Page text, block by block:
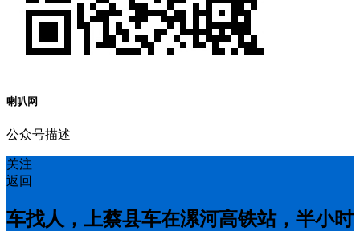
喇叭网
公众号描述
关注
返回
车找人，上蔡县车在漯河高铁站，半小时